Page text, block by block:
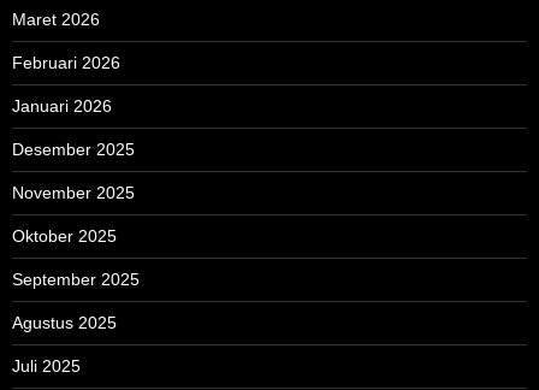
Maret 2026
Februari 2026
Januari 2026
Desember 2025
November 2025
Oktober 2025
September 2025
Agustus 2025
Juli 2025